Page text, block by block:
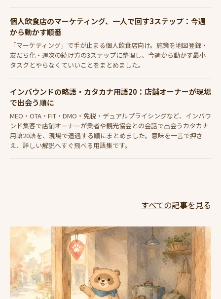
個人飲食店のマーケティング、一人で回す3ステップ：今週
から動かす順番
「マーケティング」で手が止まる個人飲食店向け。施策を地図登録・
友だち化・週次の続け方の3ステップに整理し、今週から動かす最小
タスクとやらなくていいことをまとめました。
インバウンドの略語・カタカナ用語20：店舗オーナーが現場
で出会う順に
MEO・OTA・FIT・DMO・免税・デュアルプライシングなど、インバウ
ンド集客で店舗オーナーが業者や観光協会との会話で出会うカタカナ
用語20語を、現場で遭遇する順にまとめました。意味を一言で押さ
え、詳しい解説へすぐ飛べる用語集です。
すべての記事を見る